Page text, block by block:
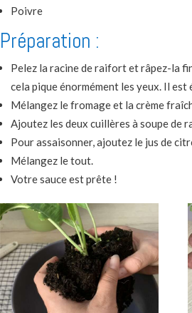
Poivre
Préparation :
Pelez la racine de raifort et râpez-la
cela pique énormément les yeux. Il est
Mélangez le fromage et la crème
Ajoutez les deux cuillères à soupe de
Pour assaisonner, ajoutez le jus de
Mélangez le tout.
Votre sauce est prête !